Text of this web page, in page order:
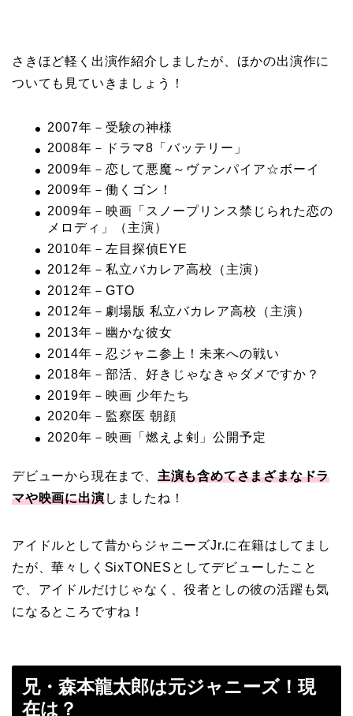
さきほど軽く出演作紹介しましたが、ほかの出演作に
ついても見ていきましょう！
2007年－受験の神様
2008年－ドラマ8「バッテリー」
2009年－恋して悪魔～ヴァンパイア☆ボーイ
2009年－働くゴン！
2009年－映画「スノープリンス禁じられた恋の
メロディ」（主演）
2010年－左目探偵EYE
2012年－私立バカレア高校（主演）
2012年－GTO
2012年－劇場版 私立バカレア高校（主演）
2013年－幽かな彼女
2014年－忍ジャニ参上！未来への戦い
2018年－部活、好きじゃなきゃダメですか？
2019年－映画 少年たち
2020年－監察医 朝顔
2020年－映画「燃えよ剣」公開予定
デビューから現在まで、 主演も含めてさまざまなドラ
マや映画に出演しましたね！
アイドルとして昔からジャニーズJr.に在籍はしてまし
たが、華々しくSixTONESとしてデビューしたこと
で、アイドルだけじゃなく、役者としの彼の活躍も気
になるところですね！
兄・森本龍太郎は元ジャニーズ！現
在は？